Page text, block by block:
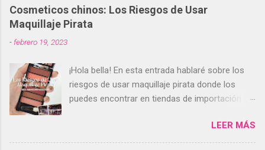
Cosmeticos chinos: Los Riesgos de Usar
Maquillaje Pirata
- febrero 19, 2023
¡Hola bella! En esta entrada hablaré sobre los
riesgos de usar maquillaje pirata donde los
puedes encontrar en tiendas de importación
cosméticos pirata en tiendas de importación
(tiendas chinas). Lo más probable es que estas
LEER MÁS